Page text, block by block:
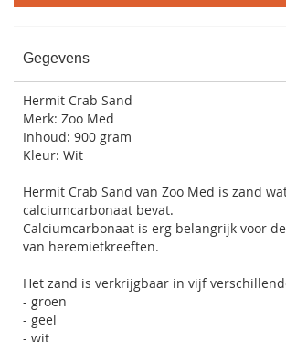
Gegevens
Hermit Crab Sand
Merk: Zoo Med
Inhoud: 900 gram
Kleur: Wit
Hermit Crab Sand van Zoo Med is zand
calciumcarbonaat bevat.
Calciumcarbonaat is erg belangrijk voor
van heremietkreeften.
Het zand is verkrijgbaar in vijf
- groen
- geel
- wit